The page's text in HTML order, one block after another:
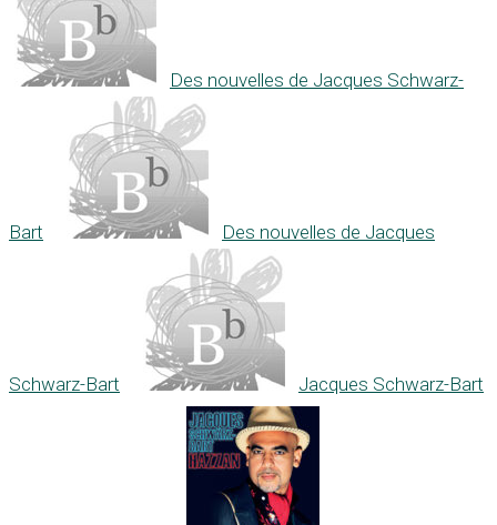
Des nouvelles de Jacques Schwarz-
Bart Des nouvelles de Jacques
Schwarz-Bart Jacques Schwarz-Bart